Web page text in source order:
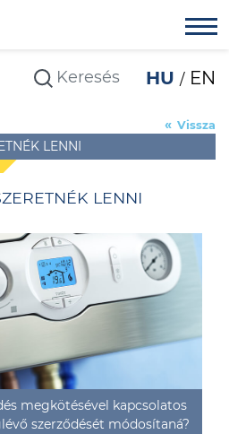
HU EN
LENNI
Vissza
LENNI
megkötésével kapcsolatos
szerződését módosítaná?